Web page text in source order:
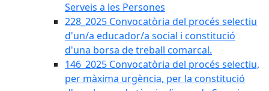
Serveis a les Persones
228_2025 Convocatòria del procés selectiu
d'un/a educador/a social i constitució
d'una borsa de treball comarcal.
146_2025 Convocatòria del procés selectiu,
per màxima urgència, per la constitució